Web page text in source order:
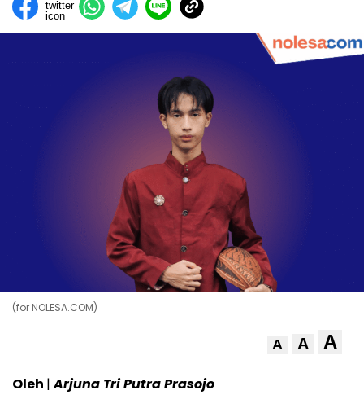
(for NOLESA.COM)
A A A
Oleh |Arjuna Tri Putra Prasojo